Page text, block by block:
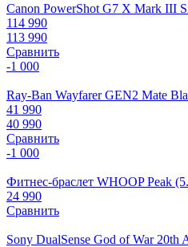
Canon PowerShot G7 X Mark III
114 990
113 990
Сравнить
-1 000
Ray-Ban Wayfarer GEN2 Mate
41 990
40 990
Сравнить
-1 000
Фитнес-браслет WHOOP Peak
24 990
Сравнить
Sony DualSense God of War 20th